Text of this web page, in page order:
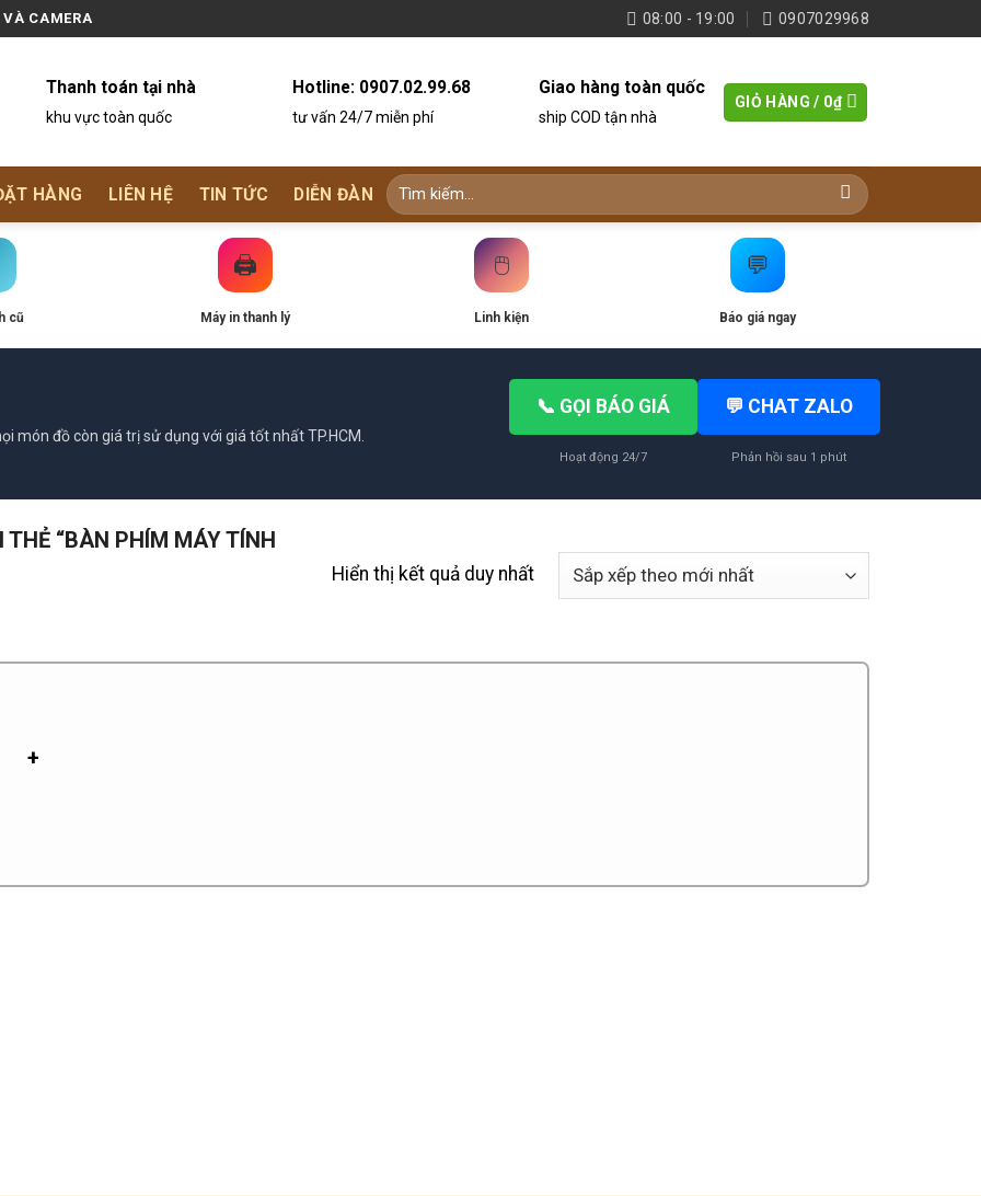
CAMERA 08:00 - 19:00 0907029968
Thanh toán tại nhà
khu vực toàn quốc
Hotline: 0907.02.99.68
tư vấn 24/7 miễn phí
Giao hàng toàn quốc
ship COD tận nhà
GIỎ HÀNG / 0₫
HÀNG LIÊN HỆ TIN TỨC DIỄN ĐÀN
cũ
🖨️
Máy in thanh lý
🖱️
Linh kiện
💬
Báo giá ngay
món đồ còn giá trị sử dụng với giá tốt nhất TP.HCM.
📞 GỌI BÁO GIÁ
Hoạt động 24/7
💬 CHAT ZALO
Phản hồi sau 1 phút
“BÀN PHÍM MÁY TÍNH
Hiển thị kết quả duy nhất
+